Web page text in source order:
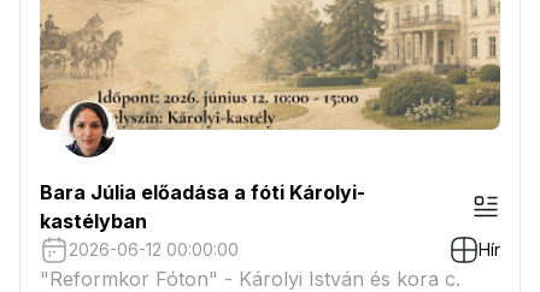
Bara Júlia előadása a fóti Károlyi-
kastélyban
2026-06-12 00:00:00 Hír
"Reformkor Fóton" - Károlyi István és kora c.